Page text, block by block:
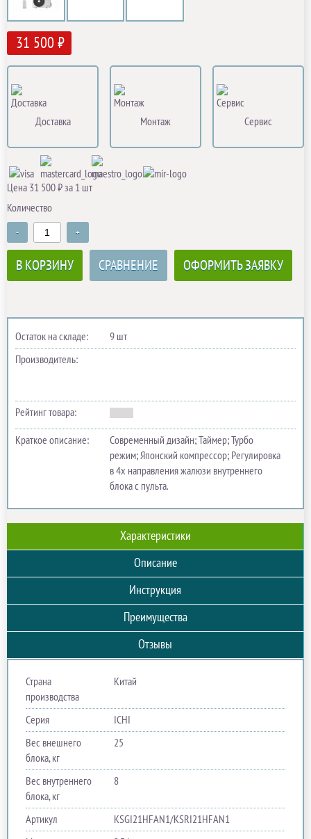
31 500 ₽
Доставка Монтаж Сервис
Цена 31 500 ₽ за 1 шт
Количество
- +
В КОРЗИНУ СРАВНЕНИЕ ОФОРМИТЬ ЗАЯВКУ
Остаток на складе:
9 шт
Производитель:
Рейтинг товара:
Краткое описание:
Современный дизайн; Таймер; Турбо
режим; Японский компрессор; Регулировка
в 4х направления жалюзи внутреннего
блока с пульта.
Характеристики
Описание
Инструкция
Преимущества
Отзывы
Страна
производства
Китай
Серия
ICHI
Вес внешнего
блока, кг
25
Вес внутреннего
блока, кг
8
Артикул
KSGI21HFAN1/KSRI21HFAN1